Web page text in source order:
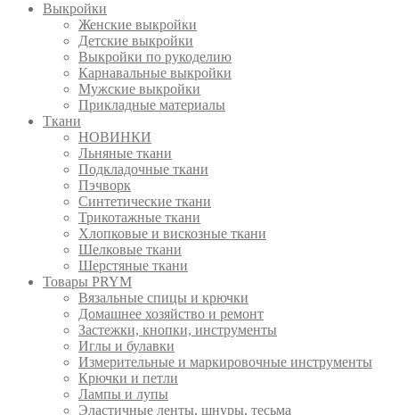
Выкройки
Женские выкройки
Детские выкройки
Выкройки по рукоделию
Карнавальные выкройки
Мужские выкройки
Прикладные материалы
Ткани
НОВИНКИ
Льняные ткани
Подкладочные ткани
Пэчворк
Синтетические ткани
Трикотажные ткани
Хлопковые и вискозные ткани
Шелковые ткани
Шерстяные ткани
Товары PRYM
Вязальные спицы и крючки
Домашнее хозяйство и ремонт
Застежки, кнопки, инструменты
Иглы и булавки
Измерительные и маркировочные инструменты
Крючки и петли
Лампы и лупы
Эластичные ленты, шнуры, тесьма